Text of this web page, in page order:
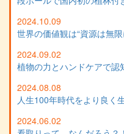
2024.10.09
世界の価値観は“資源は無
2024.09.02
植物の力とハンドケアで認
2024.08.08
人生100年時代をより良く
2024.06.02